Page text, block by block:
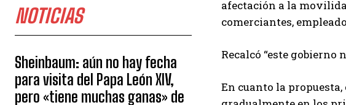
NOTICIAS
Sheinbaum: aún no hay fecha
para visita del Papa León XIV,
pero «tiene muchas ganas» de
afectación a la
comerciantes,
Recalcó “este
En cuanto la